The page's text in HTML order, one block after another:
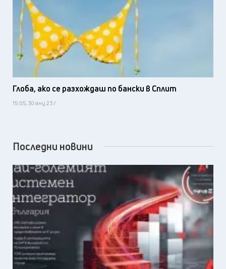
Глоба, ако се разхождаш по бански в Сплит
15:05, 30 яну 23 /
Последни новини